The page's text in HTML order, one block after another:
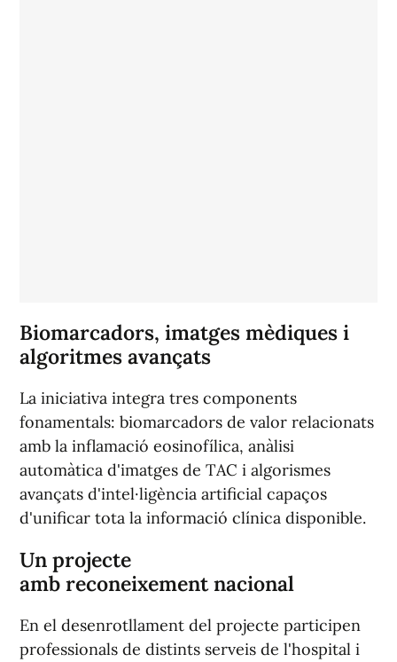
Biomarcadors, imatges mèdiques i
algoritmes avançats
La iniciativa integra tres components
fonamentals: biomarcadors de valor relacionats
amb la inflamació eosinofílica, anàlisi
automàtica d'imatges de TAC i algorismes
avançats d'intel·ligència artificial capaços
d'unificar tota la informació clínica disponible.
Un projecte
amb reconeixement nacional
En el desenrotllament del projecte participen
professionals de distints serveis de l'hospital i